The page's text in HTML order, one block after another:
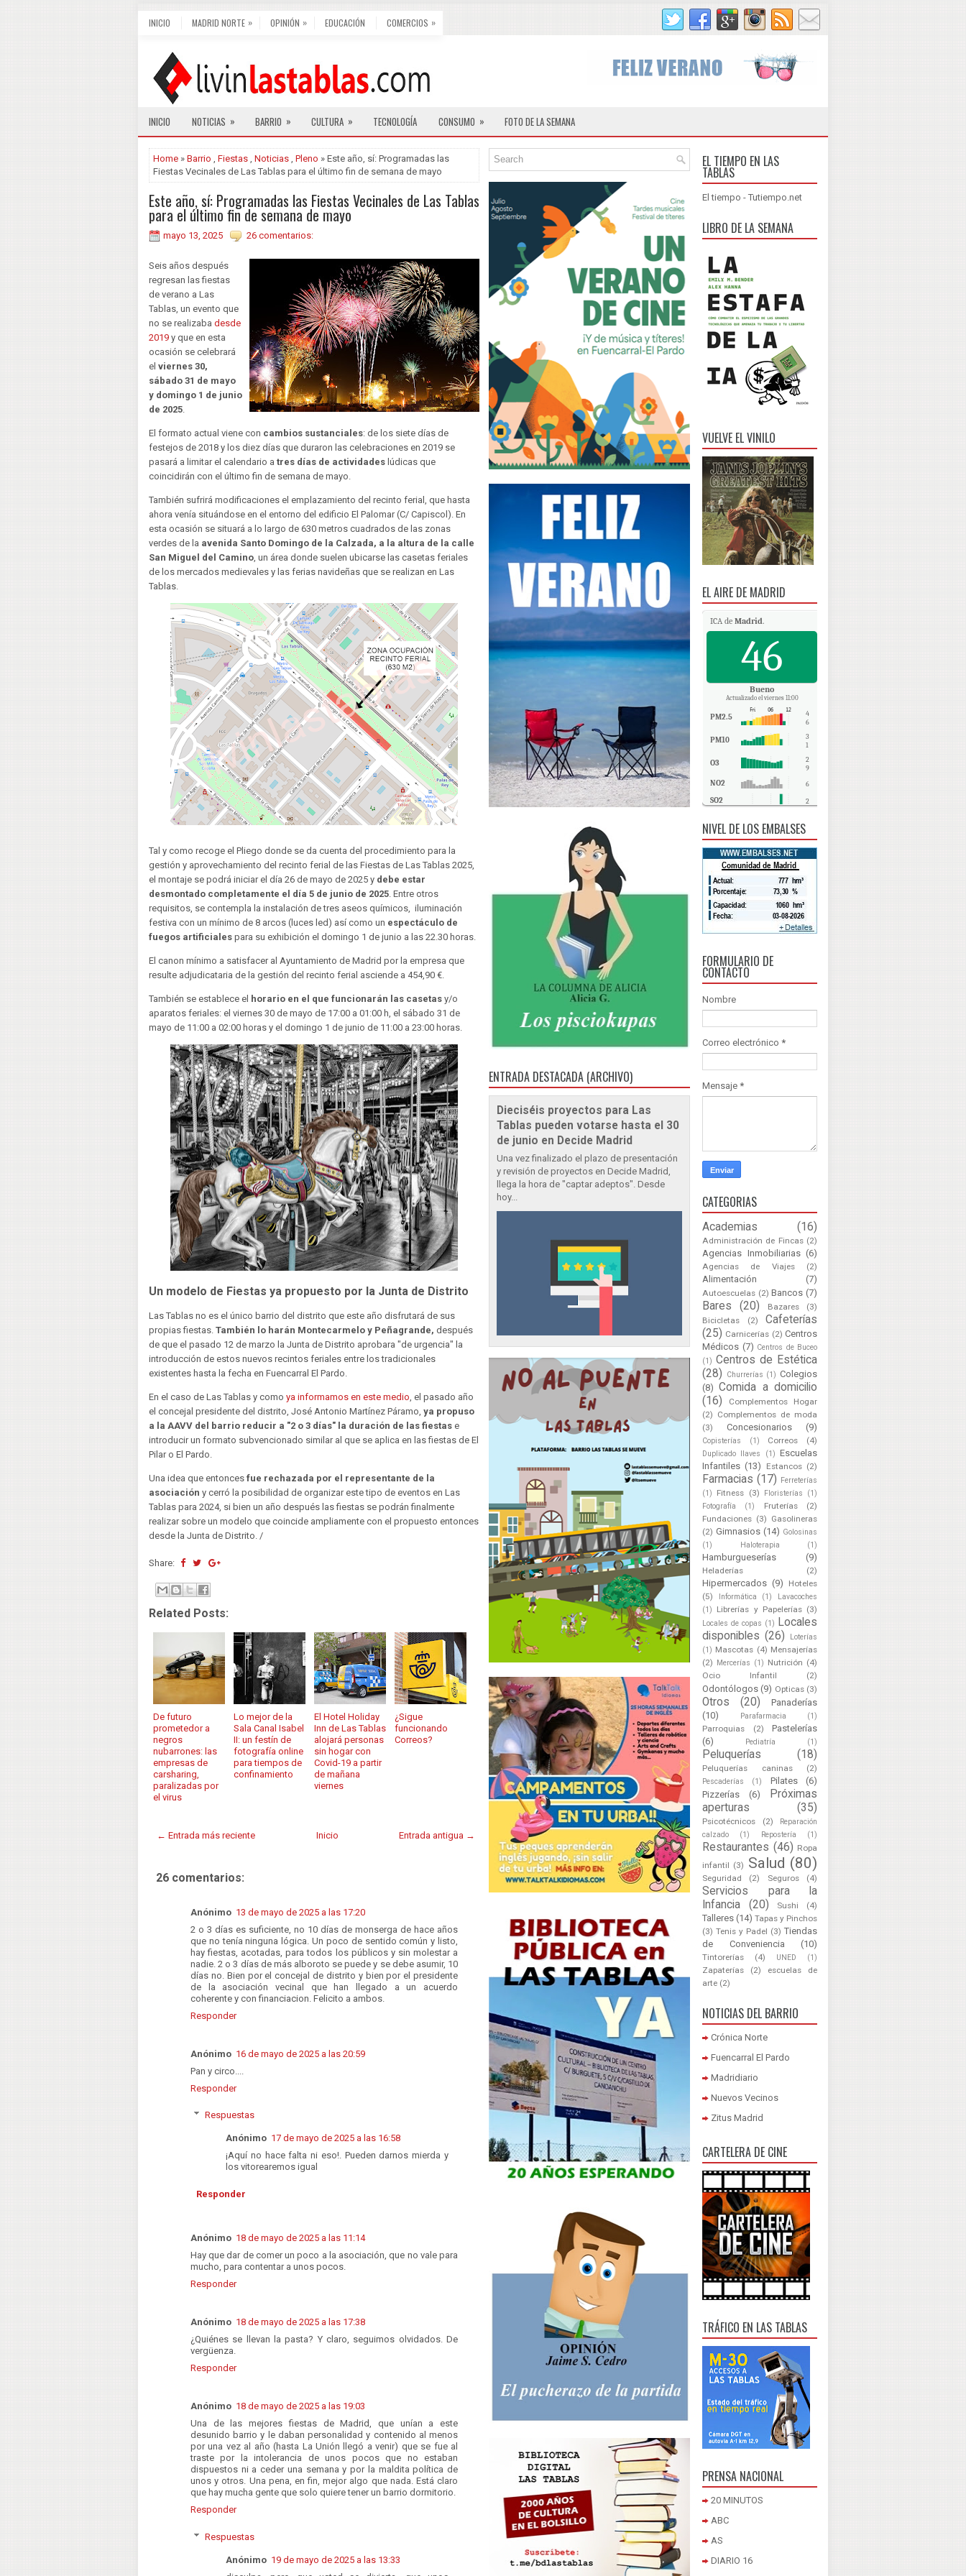
INICIO MADRID NORTE » OPINIÓN » EDUCACIÓN COMERCIOS »
INICIO NOTICIAS » BARRIO » CULTURA » TECNOLOGÍA CONSUMO » FOTO DE LA SEMANA
Home » Barrio , Fiestas , Noticias , Pleno » Este año, sí: Programadas las
Fiestas Vecinales de Las Tablas para el último fin de semana de mayo
Este año, sí: Programadas las Fiestas Vecinales de Las Tablas
para el último fin de semana de mayo
mayo 13, 2025 26 comentarios:
Seis años después
regresan las fiestas
de verano a Las
Tablas, un evento que
no se realizaba desde
2019 y que en esta
ocasión se celebrará
el viernes 30,
sábado 31 de mayo
y domingo 1 de junio
de 2025.
El formato actual viene con cambios sustanciales: de los siete días de
festejos de 2018 y los diez días que duraron las celebraciones en 2019 se
pasará a limitar el calendario a tres días de actividades lúdicas que
coincidirán con el último fin de semana de mayo.
También sufrirá modificaciones el emplazamiento del recinto ferial, que hasta
ahora venía situándose en el entorno del edificio El Palomar (C/ Capiscol). En
esta ocasión se situará a lo largo de 630 metros cuadrados de las zonas
verdes de la avenida Santo Domingo de la Calzada, a la altura de la calle
San Miguel del Camino, un área donde suelen ubicarse las casetas feriales
de los mercados medievales y las ferias navideñas que se realizan en Las
Tablas.
Tal y como recoge el Pliego donde se da cuenta del procedimiento para la
gestión y aprovechamiento del recinto ferial de las Fiestas de Las Tablas 2025,
el montaje se podrá iniciar el día 26 de mayo de 2025 y debe estar
desmontado completamente el día 5 de junio de 2025. Entre otros
requisitos, se contempla la instalación de tres aseos químicos, iluminación
festiva con un mínimo de 8 arcos (luces led) así como un espectáculo de
fuegos artificiales para su exhibición el domingo 1 de junio a las 22.30 horas.
El canon mínimo a satisfacer al Ayuntamiento de Madrid por la empresa que
resulte adjudicataria de la gestión del recinto ferial asciende a 454,90 €.
También se establece el horario en el que funcionarán las casetas y/o
aparatos feriales: el viernes 30 de mayo de 17:00 a 01:00 h, el sábado 31 de
mayo de 11:00 a 02:00 horas y el domingo 1 de junio de 11:00 a 23:00 horas.
Un modelo de Fiestas ya propuesto por la Junta de Distrito
Las Tablas no es el único barrio del distrito que este año disfrutará de sus
propias fiestas. También lo harán Montecarmelo y Peñagrande, después
de que el pasado 12 de marzo la Junta de Distrito aprobara "de urgencia" la
introducción de estos nuevos recintos feriales entre los tradicionales
existentes hasta la fecha en Fuencarral El Pardo.
En el caso de Las Tablas y como ya informamos en este medio, el pasado año
el concejal presidente del distrito, José Antonio Martínez Páramo, ya propuso
a la AAVV del barrio reducir a "2 o 3 días" la duración de las fiestas e
introducir un formato subvencionado similar al que se aplica en las fiestas de El
Pilar o El Pardo.
Una idea que entonces fue rechazada por el representante de la
asociación y cerró la posibilidad de organizar este tipo de eventos en Las
Tablas para 2024, si bien un año después las fiestas se podrán finalmente
realizar sobre un modelo que coincide ampliamente con el propuesto entonces
desde la Junta de Distrito. /
Share:
Related Posts:
De futuro
prometedor a
negros
nubarrones: las
empresas de
carsharing,
paralizadas por
el virus
Lo mejor de la
Sala Canal Isabel
II: un festín de
fotografía online
para tiempos de
confinamiento
El Hotel Holiday
Inn de Las Tablas
alojará personas
sin hogar con
Covid-19 a partir
de mañana
viernes
¿Sigue
funcionando
Correos?
← Entrada más reciente Entrada antigua →
Inicio
26 comentarios:
Anónimo 13 de mayo de 2025 a las 17:20
2 o 3 días es suficiente, no 10 días de monserga de hace años
que no tenía ninguna lógica. Un poco de sentido común y listo,
hay fiestas, acotadas, para todos los públicos y sin molestar a
nadie. 2 o 3 días de más alboroto se puede y se debe asumir, 10
días no. Bien por el concejal de distrito y bien por el presidente
de la asociación vecinal que han llegado a un acuerdo
coherente y con financiacion. Felicito a ambos.
Responder
Anónimo 16 de mayo de 2025 a las 20:59
Pan y circo....
Responder
Respuestas
Anónimo 17 de mayo de 2025 a las 16:58
¡Aquí no hace falta ni eso!. Pueden darnos mierda y
los vitorearemos igual
Responder
Anónimo 18 de mayo de 2025 a las 11:14
Hay que dar de comer un poco a la asociación, que no vale para
mucho, para contentar a unos pocos.
Responder
Anónimo 18 de mayo de 2025 a las 17:38
¿Quiénes se llevan la pasta? Y claro, seguimos olvidados. De
vergüenza.
Responder
Anónimo 18 de mayo de 2025 a las 19:03
Una de las mejores fiestas de Madrid, que unían a este
desunido barrio y le daban personalidad y contenido al menos
por una vez al año (hasta La Unión llegó a venir) que se fue al
traste por la intolerancia de unos pocos que no estaban
dispuestos ni a ceder una semana y por la maldita política de
unos y otros. Una pena, en fin, mejor algo que nada. Está claro
que hay mucha gente que solo quiere tener un barrio dormitorio.
Responder
Respuestas
Anónimo 19 de mayo de 2025 a las 13:33
ENTRADA DESTACADA (ARCHIVO)
Dieciséis proyectos para Las
Tablas pueden votarse hasta el 30
de junio en Decide Madrid
Una vez finalizado el plazo de presentación
y revisión de proyectos en Decide Madrid,
llega la hora de "captar adeptos". Desde
hoy...
EL TIEMPO EN LAS
TABLAS
El tiempo - Tutiempo.net
LIBRO DE LA SEMANA
VUELVE EL VINILO
EL AIRE DE MADRID
ICA de Madrid.
46
Bueno
Actualizado el viernes 11:00
PM2.5
4
6
PM10
3
1
O3
2
9
NO2 6
SO2 2
NIVEL DE LOS EMBALSES
FORMULARIO DE
CONTACTO
Nombre
Correo electrónico *
Mensaje *
CATEGORIAS
Academias (16)
Administración de Fincas (2)
Agencias Inmobiliarias (6)
Agencias de Viajes (2)
Alimentación (7)
Autoescuelas (2) Bancos (7)
Bares (20) Bazares
(3)
Bicicletas
(2)
Cafeterías
(25) Carnicerías (2) Centros
Médicos (7) Centros de Buceo
(1) Centros de Estética
(28)
Churrerías (1) Colegios
(8) Comida a domicilio
(16)
Complementos Hogar
(2) Complementos de moda
(3)
Concesionarios (9)
Copisterías (1) Correos (4)
Duplicado llaves (1) Escuelas
Infantiles (13) Estancos (2)
Farmacias (17) Ferreterías
(1)
Fitness (3) Floristerías
(1)
Fotografía
(1) Fruterías
(2)
Fundaciones (3) Gasolineras
(2) Gimnasios (14) Golosinas
(1)
Haloterapia (1)
Hamburgueserías (9)
Heladerías (2)
Hipermercados (9)
Hoteles
(5)
Informática (1)
Lavacoches
(1)
Librerías y Papelerías (3)
Locales de copas (1)
Locales
disponibles (26)
Loterías
(1) Mascotas (4) Mensajerías
(2) Mercerías (1) Nutrición (4)
Ocio Infantil
(2)
Odontólogos (9) Opticas (3)
Otros (20)
Panaderías
(10)
Parafarmacia (1)
Parroquias (2)
Pastelerías
(6)
Pediatría (1)
Peluquerías (18)
Peluquerías caninas (2)
Pescaderías (1) Pilates
(6)
Pizzerías
(6)
Próximas
aperturas
(35)
Psicotécnicos (2)
Reparación
calzado
(1) Repostería (1)
Restaurantes (46) Ropa
infantil (3) Salud (80)
Seguridad (2) Seguros (4)
Servicios para la
Infancia
(20) Sushi (4)
Talleres (14) Tapas y Pinchos
(3) Tenis y Padel (3) Tiendas
de Conveniencia
(10)
Tintorerías (4) UNED (1)
Zapaterías (2)
escuelas de
arte (2)
NOTICIAS DEL BARRIO
Crónica Norte
Fuencarral El Pardo
Madridiario
Nuevos Vecinos
Zitus Madrid
CARTELERA DE CINE
TRÁFICO EN LAS TABLAS
PRENSA NACIONAL
20 MINUTOS
ABC
AS
DIARIO 16